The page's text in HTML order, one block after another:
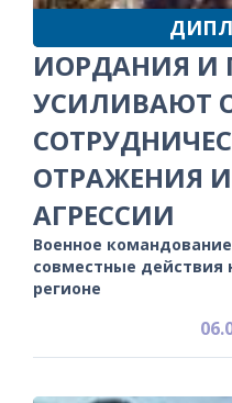
ИОРДАНИЯ И
УСИЛИВАЮТ
ОТРАЖЕНИЯ
АГРЕССИИ
Военное
совместные действия
регионе